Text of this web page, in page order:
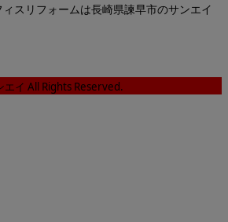
スリフォームは長崎県諫早市のサンエイ
イ All Rights Reserved.